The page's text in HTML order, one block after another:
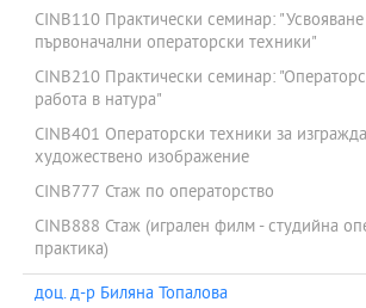
CINB110 Практически семинар:
първоначални операторски техники"
CINB210 Практически семинар:
работа в натура"
CINB401 Операторски техники за
художествено изображение
CINB777 Стаж по операторство
CINB888 Стаж (игрален филм - студийна
практика)
доц. д-р Биляна Топалова